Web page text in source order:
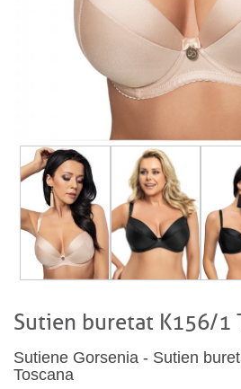
Sutien buretat K156/1
Sutiene Gorsenia - Sutien
Toscana